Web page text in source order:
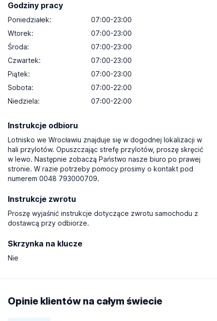
Godziny pracy
Poniedziałek:
07:00-23:00
Wtorek:
07:00-23:00
Środa:
07:00-23:00
Czwartek:
07:00-23:00
Piątek:
07:00-23:00
Sobota:
07:00-22:00
Niedziela: 07:00-22:00
Instrukcje odbioru
Lotnisko we Wrocławiu znajduje się w dogodnej lokalizacji w
hali przylotów. Opuszczając strefę przylotów, proszę skręcić
w lewo. Następnie zobaczą Państwo nasze biuro po prawej
stronie. W razie potrzeby pomocy prosimy o kontakt pod
numerem 0048 793000709.
Instrukcje zwrotu
Proszę wyjaśnić instrukcje dotyczące zwrotu samochodu z
dostawcą przy odbiorze.
Skrzynka na klucze
Nie
Opinie klientów na całym świecie